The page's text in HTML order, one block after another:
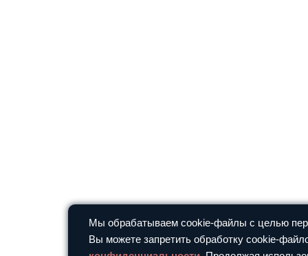
Мы обрабатываем cookie-файлы с целью
Вы можете запретить обработку cookie-